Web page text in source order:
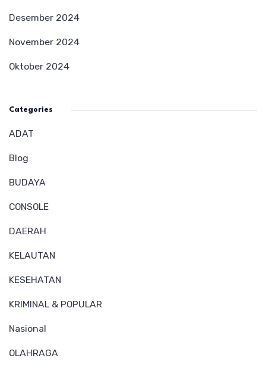
Desember 2024
November 2024
Oktober 2024
Categories
ADAT
Blog
BUDAYA
CONSOLE
DAERAH
KELAUTAN
KESEHATAN
KRIMINAL & POPULAR
Nasional
OLAHRAGA